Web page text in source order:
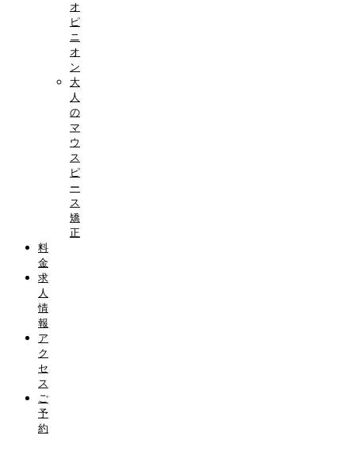
オ
ピ
ニ
オ
ン
大
人
の
マ
ウ
ス
ピ
ー
ス
矯
正
料
金
求
人
情
報
ア
ク
セ
ス
ご
予
約